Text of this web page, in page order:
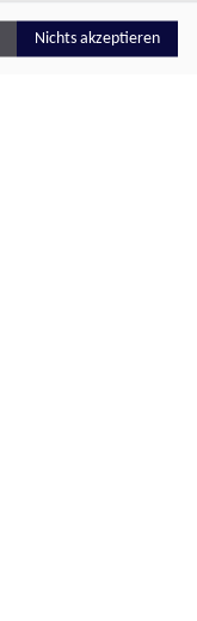
Nichts akzeptieren